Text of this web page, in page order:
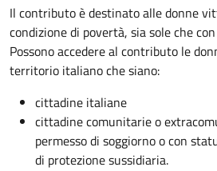
Il contributo è destinato alle donne
condizione di povertà, sia sole che
Possono accedere al contributo le
territorio italiano che siano:
cittadine italiane
cittadine comunitarie o
permesso di soggiorno o con
di protezione sussidiaria.